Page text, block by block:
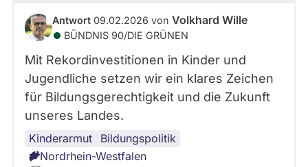
Antwort 09.02.2026 von Volkhard Wille
BÜNDNIS 90/­DIE GRÜNEN
Mit Rekordinvestitionen in Kinder und
Jugendliche setzen wir ein klares Zeichen
für Bildungsgerechtigkeit und die Zukunft
unseres Landes.
Kinderarmut
Bildungspolitik
Nordrhein-Westfalen